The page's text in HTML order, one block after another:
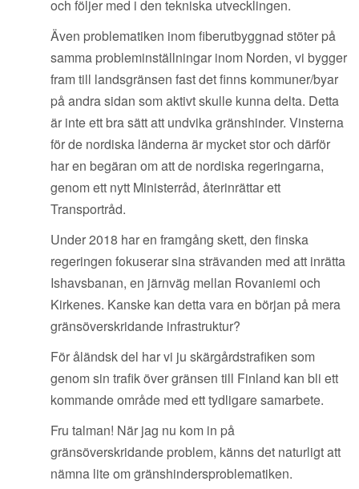
och följer med i den tekniska utvecklingen.
Även problematiken inom fiberutbyggnad stöter på
samma probleminställningar inom Norden, vi bygger
fram till landsgränsen fast det finns kommuner/byar
på andra sidan som aktivt skulle kunna delta. Detta
är inte ett bra sätt att undvika gränshinder. Vinsterna
för de nordiska länderna är mycket stor och därför
har en begäran om att de nordiska regeringarna,
genom ett nytt Ministerråd, återinrättar ett
Transportråd.
Under 2018 har en framgång skett, den finska
regeringen fokuserar sina strävanden med att inrätta
Ishavsbanan, en järnväg mellan Rovaniemi och
Kirkenes. Kanske kan detta vara en början på mera
gränsöverskridande infrastruktur?
För åländsk del har vi ju skärgårdstrafiken som
genom sin trafik över gränsen till Finland kan bli ett
kommande område med ett tydligare samarbete.
Fru talman! När jag nu kom in på
gränsöverskridande problem, känns det naturligt att
nämna lite om gränshindersproblematiken.